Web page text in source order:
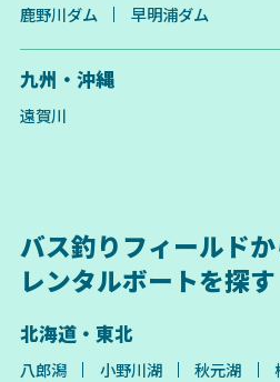
鹿野川ダム
早明浦ダム
九州・沖縄
遠賀川
バス釣りフィールドか
レンタルボートを探す
北海道・東北
八郎潟 小野川湖 秋元湖